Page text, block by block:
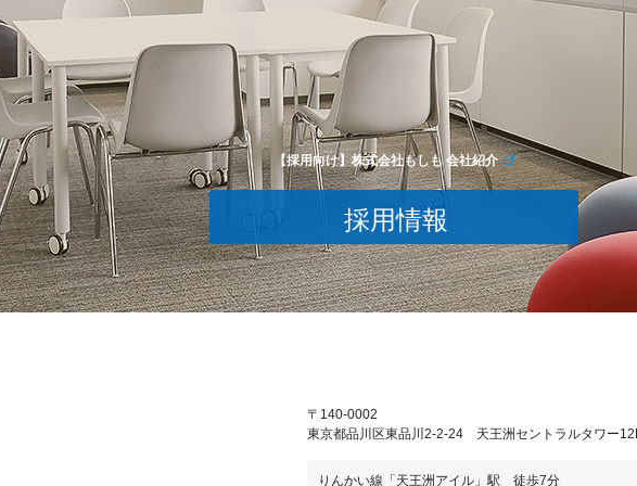
【採用向け】株式会社もしも 会社紹介
採用情報
〒140-0002
東京都品川区東品川2-2-24 天王洲セントラルタワー
りんかい線「天王洲アイル」駅 徒歩7分